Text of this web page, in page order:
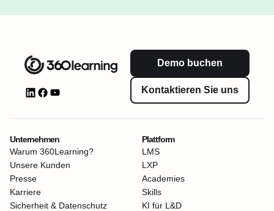
Demo buchen
Kontaktieren Sie uns
Unternehmen
Warum 360Learning?
Unsere Kunden
Presse
Karriere
Sicherheit & Datenschutz
Plattform
LMS
LXP
Academies
Skills
KI für L&D